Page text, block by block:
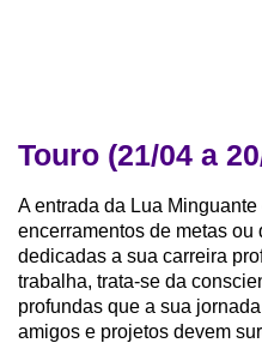
Touro (21/04 a
A entrada da Lua
encerramentos de metas ou
dedicadas a sua carreira
trabalha, trata-se da
profundas que a sua
amigos e projetos devem